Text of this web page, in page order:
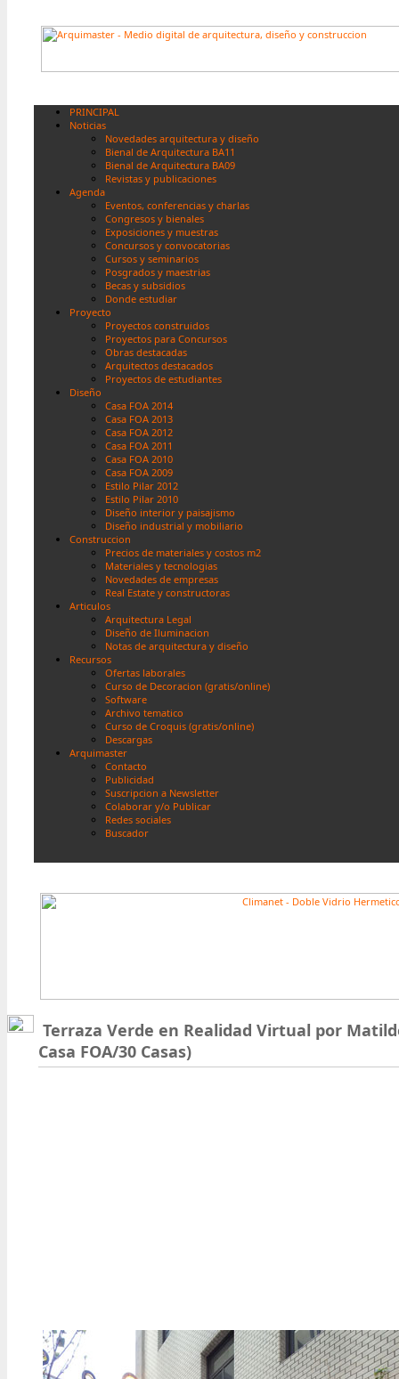
PRINCIPAL
Noticias
Novedades arquitectura y diseño
Bienal de Arquitectura BA11
Bienal de Arquitectura BA09
Revistas y publicaciones
Agenda
Eventos, conferencias y charlas
Congresos y bienales
Exposiciones y muestras
Concursos y convocatorias
Cursos y seminarios
Posgrados y maestrias
Becas y subsidios
Donde estudiar
Proyecto
Proyectos construidos
Proyectos para Concursos
Obras destacadas
Arquitectos destacados
Proyectos de estudiantes
Diseño
Casa FOA 2014
Casa FOA 2013
Casa FOA 2012
Casa FOA 2011
Casa FOA 2010
Casa FOA 2009
Estilo Pilar 2012
Estilo Pilar 2010
Diseño interior y paisajismo
Diseño industrial y mobiliario
Construccion
Precios de materiales y costos m2
Materiales y tecnologias
Novedades de empresas
Real Estate y constructoras
Articulos
Arquitectura Legal
Diseño de Iluminacion
Notas de arquitectura y diseño
Recursos
Ofertas laborales
Curso de Decoracion (gratis/online)
Software
Archivo tematico
Curso de Croquis (gratis/online)
Descargas
Arquimaster
Contacto
Publicidad
Suscripcion a Newsletter
Colaborar y/o Publicar
Redes sociales
Buscador
Terraza Verde en Realidad Virtual por
Casa FOA/30 Casas)